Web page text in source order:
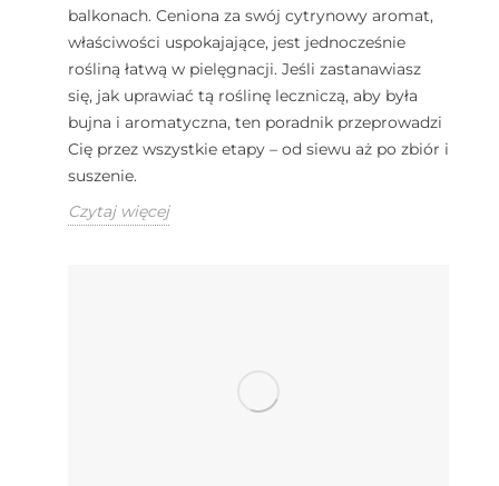
balkonach. Ceniona za swój cytrynowy aromat,
właściwości uspokajające, jest jednocześnie
rośliną łatwą w pielęgnacji. Jeśli zastanawiasz
się, jak uprawiać tą roślinę leczniczą, aby była
bujna i aromatyczna, ten poradnik przeprowadzi
Cię przez wszystkie etapy – od siewu aż po zbiór i
suszenie.
Czytaj więcej